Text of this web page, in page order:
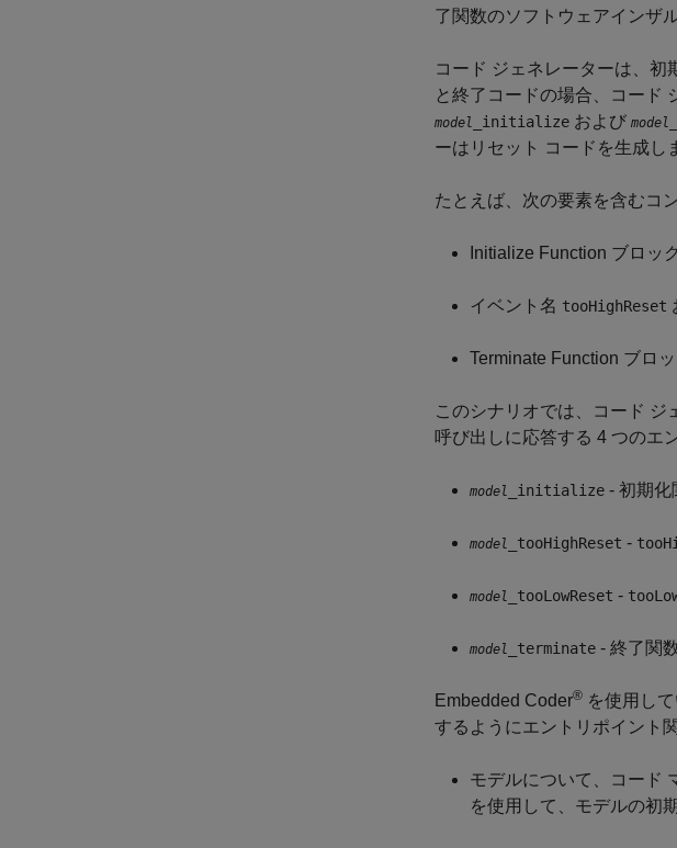
了関数のソフトウェアインザ
コード ジェネレーターは、初
と終了コードの場合、コード
model _initialize および model
ーはリセット コードを生成し
たとえば、次の要素を含むコ
Initialize Function ブロック
イベント名 tooHighReset
Terminate Function ブロッ
このシナリオでは、コード
呼び出しに応答する 4 つのエ
model _initialize - 初期化
model _tooHighReset -
model _tooLowReset -
model _terminate - 終了関
Embedded Coder® を使用し
するようにエントリポイント
モデルについて、コード
を使用して、モデルの初